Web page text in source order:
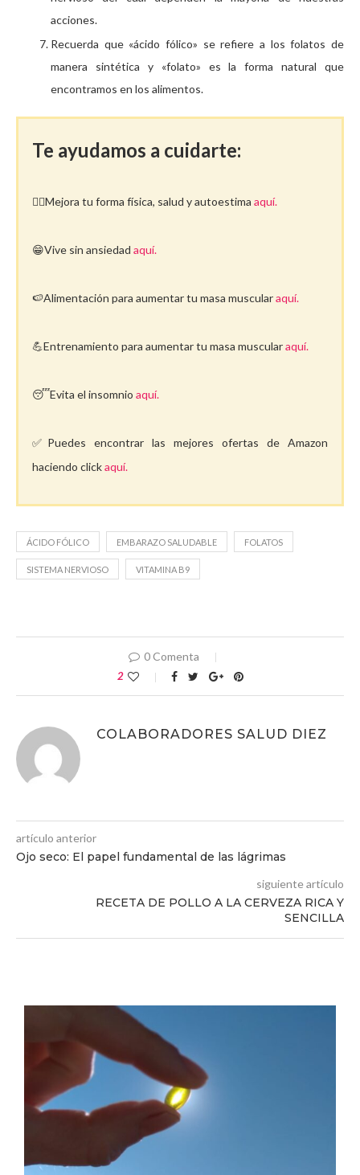
acciones.
Recuerda que «ácido fólico» se refiere a los folatos de
manera sintética y «folato» es la forma natural que
encontramos en los alimentos.
Te ayudamos a cuidarte:
🤸‍♀️Mejora tu forma física, salud y autoestima aquí.
😁Vive sin ansiedad aquí.
🍉Alimentación para aumentar tu masa muscularaquí.
💪Entrenamiento para aumentar tu masa muscularaquí.
😴Evita el insomnio aquí.
✅Puedes encontrar las mejores ofertas de Amazon
haciendo clickaquí.
ÁCIDO FÓLICO EMBARAZO SALUDABLE FOLATOS
SISTEMA NERVIOSO VITAMINA B9
0 Comenta
2
COLABORADORES SALUD DIEZ
artículo anterior
Ojo seco: El papel fundamental de las lágrimas
siguiente artículo
RECETA DE POLLO A LA CERVEZA RICA Y
SENCILLA